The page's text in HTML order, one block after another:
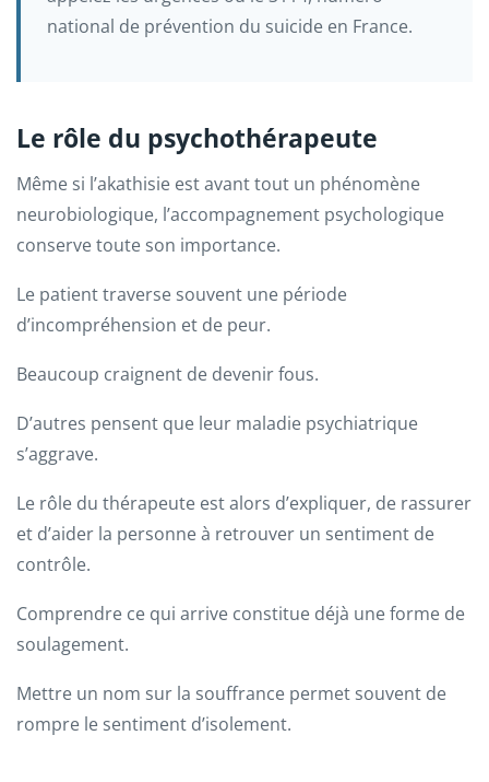
national de prévention du suicide en France.
Le rôle du psychothérapeute
Même si l’akathisie est avant tout un phénomène
neurobiologique, l’accompagnement psychologique
conserve toute son importance.
Le patient traverse souvent une période
d’incompréhension et de peur.
Beaucoup craignent de devenir fous.
D’autres pensent que leur maladie psychiatrique
s’aggrave.
Le rôle du thérapeute est alors d’expliquer, de rassurer
et d’aider la personne à retrouver un sentiment de
contrôle.
Comprendre ce qui arrive constitue déjà une forme de
soulagement.
Mettre un nom sur la souffrance permet souvent de
rompre le sentiment d’isolement.